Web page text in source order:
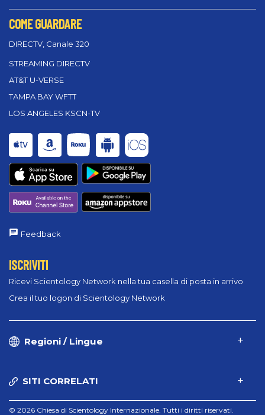
COME GUARDARE
DIRECTV, Canale 320
STREAMING DIRECTV
AT&T U-VERSE
TAMPA BAY WFTT
LOS ANGELES KSCN-TV
Feedback
ISCRIVITI
Ricevi Scientology Network nella tua casella di posta in arrivo
Crea il tuo logon di Scientology Network
Regioni / Lingue
SITI CORRELATI
© 2026 Chiesa di Scientology Internazionale. Tutti i diritti riservati.